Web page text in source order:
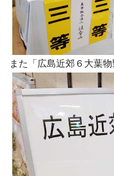
また「広島近郊６大葉